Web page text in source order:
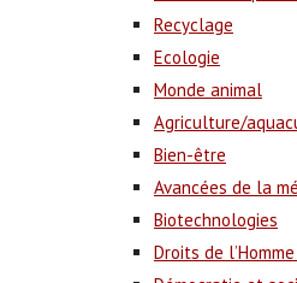
Recyclage
Ecologie
Monde animal
Agriculture/
Bien-être
Avancées de la
Biotechnologies
Droits de